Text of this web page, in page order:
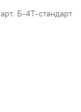
арт. Б-4Т-стандарт